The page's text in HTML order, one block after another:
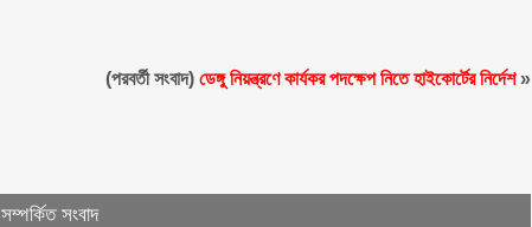
(পরবর্তী সংবাদ)ডেঙ্গু নিয়ন্ত্রণে কার্যকর পদক্ষেপ নিতে হাইকোর্টের নির্দেশ»
সম্পর্কিত সংবাদ